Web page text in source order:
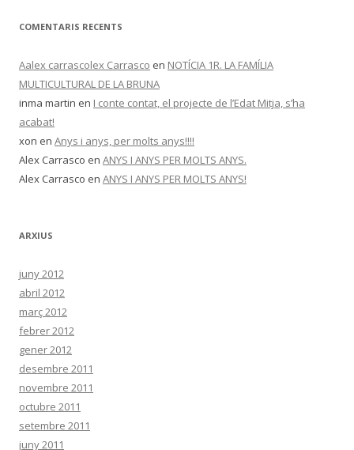
COMENTARIS RECENTS
Aalex carrascolex Carrasco en NOTÍCIA 1R. LA FAMÍLIA
MULTICULTURAL DE LA BRUNA
inma martin en I conte contat, el projecte de l’Edat Mitja, s’ha
acabat!
xon en Anys i anys, per molts anys!!!!
Alex Carrasco en ANYS I ANYS PER MOLTS ANYS.
Alex Carrasco en ANYS I ANYS PER MOLTS ANYS!
ARXIUS
juny 2012
abril 2012
març 2012
febrer 2012
gener 2012
desembre 2011
novembre 2011
octubre 2011
setembre 2011
juny 2011